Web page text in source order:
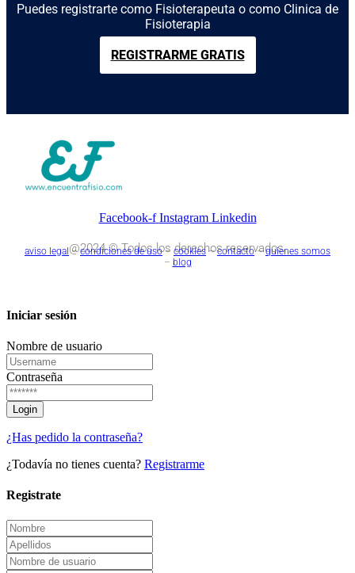
Puedes registrarte como Fisioterapeuta o como Clinica de
Fisioterapia
REGISTRARME GRATIS
Facebook-f Instagram Linkedin
@2024 © Todos los derechos reservados.
aviso legal–condiciones de uso– cookies –contacto–quienes somos
– blog
Iniciar sesión
Nombre de usuario
Contraseña
¿Has pedido la contraseña?
¿Todavía no tienes cuenta? Registrarme
Registrate